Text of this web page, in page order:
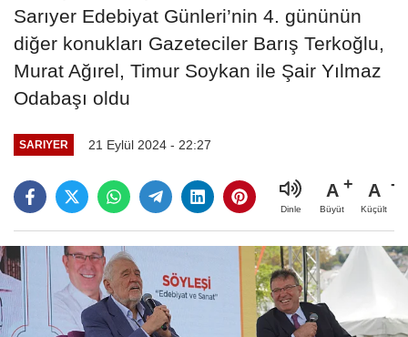
Sarıyer Edebiyat Günleri’nin 4. gününün
diğer konukları Gazeteciler Barış Terkoğlu,
Murat Ağırel, Timur Soykan ile Şair Yılmaz
Odabaşı oldu
SARIYER 21 Eylül 2024 - 22:27
Dinle
A
Büyüt
A
Küçült